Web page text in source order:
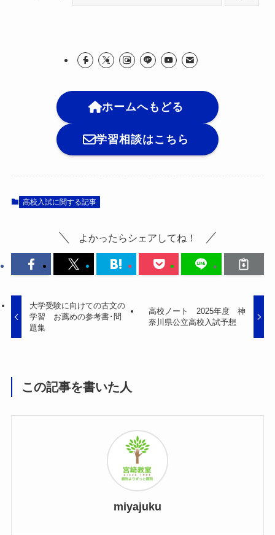
ホームへもどる
学習相談はこちら
高校入試に関する記事
よかったらシェアしてね！
大学受験に向けての古文の
学習 お薦めの参考書･問
題集
高校ノート 2025年度 神
奈川県公立高校入試予想
この記事を書いた人
miyajuku